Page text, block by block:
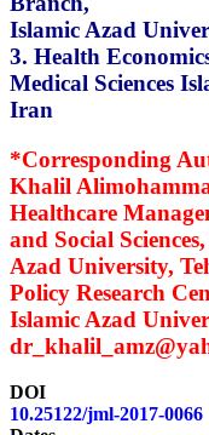
Islamic
3. Health
Medical
Khalil
and
Azad
Policy
Islamic
10.25122/jml-